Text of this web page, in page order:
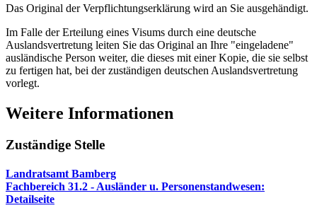
Das Original der Verpflichtungserklärung wird an Sie ausgehändigt.
Im Falle der Erteilung eines Visums durch eine deutsche
Auslandsvertretung leiten Sie das Original an Ihre "eingeladene"
ausländische Person weiter, die dieses mit einer Kopie, die sie selbst
zu fertigen hat, bei der zuständigen deutschen Auslandsvertretung
vorlegt.
Weitere Informationen
Zuständige Stelle
Landratsamt Bamberg
Fachbereich 31.2 - Ausländer u. Personenstandwesen:
Detailseite